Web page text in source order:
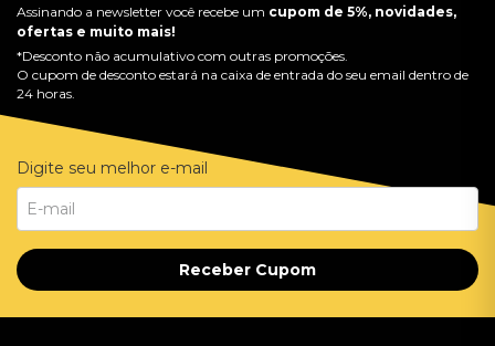
Assinando a newsletter você recebe um cupom de 5%, novidades,
ofertas e muito mais!
*Desconto não acumulativo com outras promoções.
O cupom de desconto estará na caixa de entrada do seu email dentro de
24 horas.
Digite seu melhor e-mail
Receber Cupom